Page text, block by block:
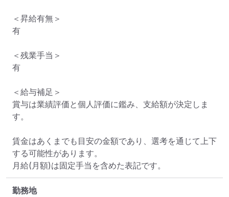
＜昇給有無＞
有
＜残業手当＞
有
＜給与補足＞
賞与は業績評価と個人評価に鑑み、支給額が決定しま
す。
賃金はあくまでも目安の金額であり、選考を通じて上下
する可能性があります。
月給(月額)は固定手当を含めた表記です。
勤務地